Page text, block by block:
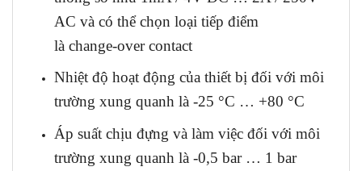
AC và có thể chọn loại tiếp điểm
là change-over contact
Nhiệt độ hoạt động của thiết bị đối với môi
trường xung quanh là -25 °C … +80 °C
Áp suất chịu đựng và làm việc đối với môi
trường xung quanh là -0,5 bar … 1 bar